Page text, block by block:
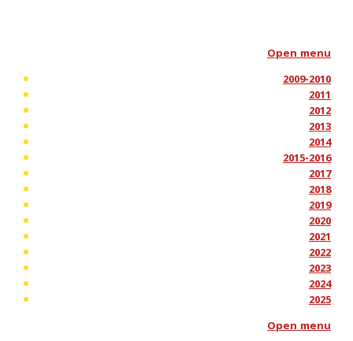
Open menu
2009-2010
2011
2012
2013
2014
2015-2016
2017
2018
2019
2020
2021
2022
2023
2024
2025
Open menu